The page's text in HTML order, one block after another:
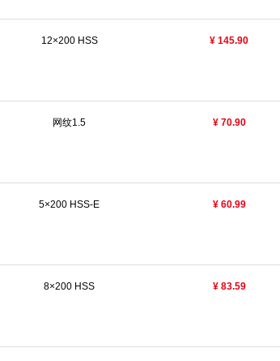
12×200 HSS ¥ 145.90
网纹1.5 ¥ 70.90
5×200 HSS-E ¥ 60.99
8×200 HSS ¥ 83.59